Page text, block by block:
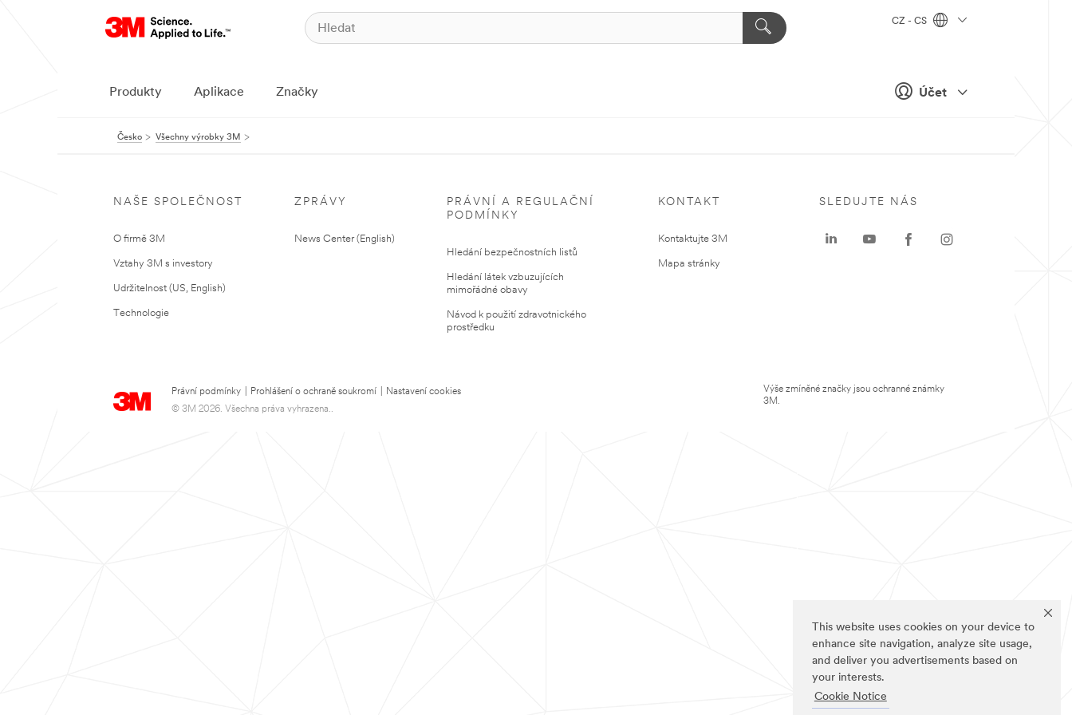
This website uses cookies on your device to
enhance site navigation, analyze site usage,
and deliver you advertisements based on
your interests.
Cookie Notice
Účet
CZ - CS
Produkty Aplikace Značky
Česko Všechny výrobky 3M
NAŠE SPOLEČNOST
O firmě 3M
Vztahy 3M s investory
Udržitelnost (US, English)
Technologie
ZPRÁVY
News Center (English)
PRÁVNÍ A REGULAČNÍ
PODMÍNKY
Hledání bezpečnostních listů
Hledání látek vzbuzujících
mimořádné obavy
Návod k použití zdravotnického
prostředku
KONTAKT
Kontaktujte 3M
Mapa stránky
Právní podmínky Prohlášení o ochraně soukromí
Nastavení cookies
© 3M 2026. Všechna práva vyhrazena..
SLEDUJTE NÁS
Výše zmíněné značky jsou ochranné známky
3M.